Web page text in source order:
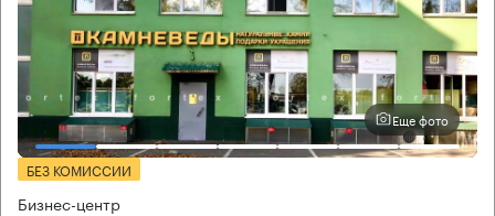
Еще фото
БЕЗ КОМИССИИ
Бизнес-центр